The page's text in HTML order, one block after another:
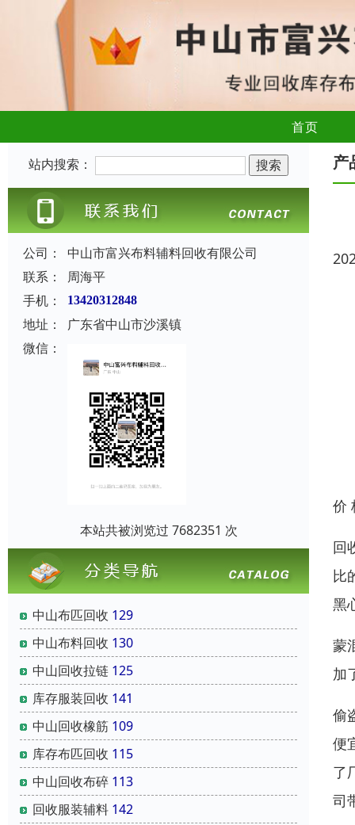
首页
站内搜索：
公司：
中山市富兴布料辅料回收有限公司
联系：
周海平
手机：
13420312848
地址：
广东省中山市沙溪镇
微信：
本站共被浏览过 7682351 次
中山布匹回收 129
中山布料回收 130
中山回收拉链 125
库存服装回收 141
中山回收橡筋 109
库存布匹回收 115
中山回收布碎 113
回收服装辅料 142
产
价
回
比
黑
蒙
加
偷
便
了
司